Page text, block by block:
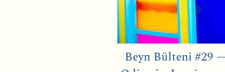
Beyn Bülteni #29